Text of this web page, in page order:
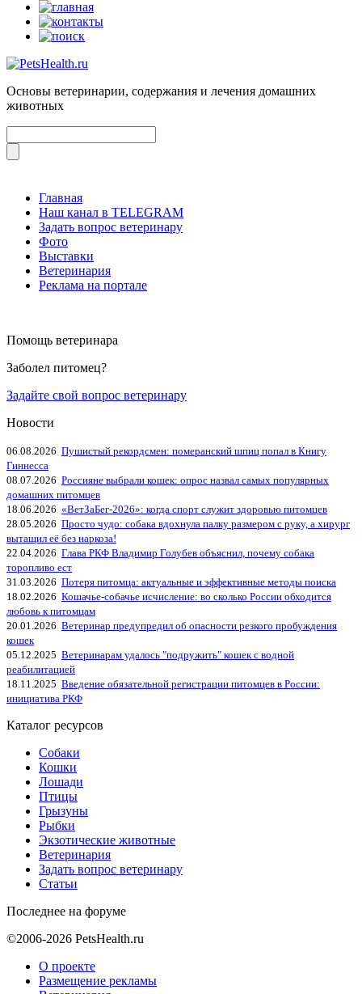
Основы ветеринарии, содержания и лечения домашних
животных
Главная
Наш канал в TELEGRAM
Задать вопрос ветеринару
Фото
Выставки
Ветеринария
Реклама на портале
Помощь ветеринара
Заболел питомец?
Задайте свой вопрос ветеринару
Новости
06.08.2026 Пушистый рекордсмен: померанский шпиц попал в Книгу
Гиннесса
08.07.2026 Россияне выбрали кошек: опрос назвал самых популярных
домашних питомцев
18.06.2026 «ВетЗаБег‑2026»: когда спорт служит здоровью питомцев
28.05.2026 Просто чудо: собака вдохнула палку размером с руку, а хирург
вытащил её без наркоза!
22.04.2026 Глава РКФ Владимир Голубев объяснил, почему собака
торопливо ест
31.03.2026 Потеря питомца: актуальные и эффективные методы поиска
18.02.2026 Кошачье-собачье исчисление: во сколько России обходится
любовь к питомцам
20.01.2026 Ветеринар предупредил об опасности резкого пробуждения
кошек
05.12.2025 Ветеринарам удалось "подружить" кошек с водной
реабилитацией
18.11.2025 Введение обязательной регистрации питомцев в России:
инициатива РКФ
Каталог ресурсов
Собаки
Кошки
Лошади
Птицы
Грызуны
Рыбки
Экзотические животные
Ветеринария
Задать вопрос ветеринару
Статьи
Последнее на форуме
©2006-2026 PetsHealth.ru
О проекте
Размещение рекламы